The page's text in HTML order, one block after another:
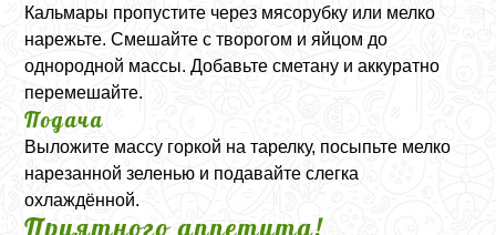
Кальмары пропустите через мясорубку или мелко
нарежьте. Смешайте с творогом и яйцом до
однородной массы. Добавьте сметану и аккуратно
перемешайте.
Подача
Выложите массу горкой на тарелку, посыпьте мелко
нарезанной зеленью и подавайте слегка
охлаждённой.
Приятного аппетита!